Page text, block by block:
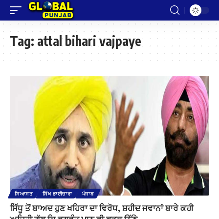
Tag: attal bihari vajpaye
ਸਿਆਸਤ ਸਿੱਖ ਭਾਈਚਾਰਾ ਪੰਜਾਬ
ਸਿੱਧੂ ਤੋਂ ਬਾਅਦ ਹੁਣ ਖਹਿਰਾ ਦਾ ਵਿਰੋਧ, ਸ਼ਹੀਦ ਜਵਾਨਾਂ ਬਾਰੇ ਕਹੀ